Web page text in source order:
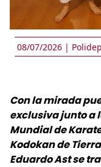
08/07/2026 |
Con la mirada
exclusiva junto a
Mundial de
Kodokan de
Eduardo Ast se